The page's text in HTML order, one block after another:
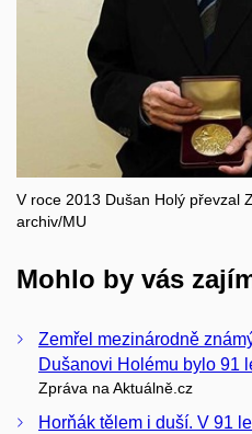
V roce 2013 Dušan Holý převzal
archiv/MU
Mohlo by vás
Zemřel mezinárodně
Dušanovi Holému bylo 91
Zpráva na Aktuálně.cz
Horňák tělem i duší. V 91